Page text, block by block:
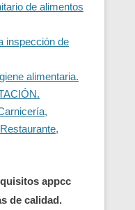
de alimentos
inspección de
alimentaria.
appcc
de calidad.